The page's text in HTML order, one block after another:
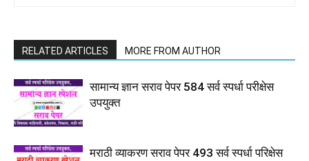
RELATED ARTICLES MORE FROM AUTHOR
सामान्य ज्ञान सराव पेपर 584 सर्व स्पर्धा परीक्षेस
उपयुक्त
मराठी व्याकरण सराव पेपर 493 सर्व स्पर्धा परिक्षेस